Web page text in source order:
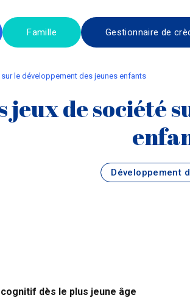
Famille Gestionnaire de
le développement des jeunes enfants
jeux de société
Développement
dès le plus jeune âge